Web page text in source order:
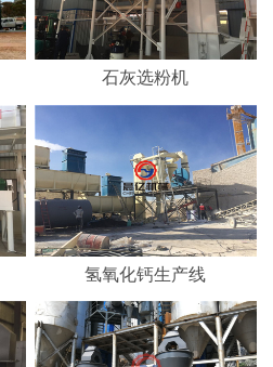
石灰选粉机
氢氧化钙生产线